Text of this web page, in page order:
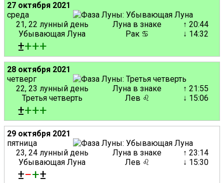
27 октября 2021
среда
21, 22 лунный день
Убывающая Луна
Луна в знаке
Рак ♋
↑ 20:44
↓ 14:32
±+++
28 октября 2021
четверг
22, 23 лунный день
Третья четверть
Луна в знаке
Лев ♌
↑ 21:55
↓ 15:06
±+++
29 октября 2021
пятница
23, 24 лунный день
Убывающая Луна
Луна в знаке
Лев ♌
↑ 23:14
↓ 15:30
±−+±